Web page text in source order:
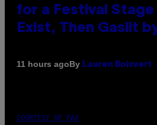
for a Festival Stage
Exist, Then Gaslit
11 hours agoBy Lauren Boisvert
COURTESY OF PAX